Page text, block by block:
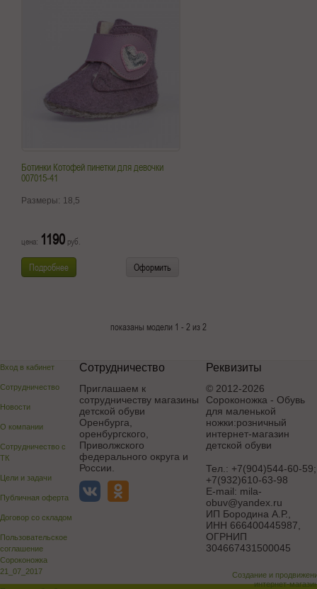
Ботинки Котофей пинетки для девочки
007015-41
Размеры: 18,5
цена: 1190 руб.
Подробнее Оформить
показаны модели 1 - 2 из 2
Вход в кабинет
Сотрудничество
Новости
О компании
Сотрудничество с
ТК
Цели и задачи
Публичная оферта
Договор со складом
Пользовательское
соглашение
Сороконожка
21_07_2017
Сотрудничество
Приглашаем к
сотрудничеству магазины
детской обуви
Оренбурга,
оренбургского,
Приволжского
федерального округа и
России.
Реквизиты
© 2012-2026
Сороконожка - Обувь
для маленькой
ножки:розничный
интернет-магазин
детской обуви
Тел.: +7(904)544-60-59;
+7(932)610-63-98
E-mail: mila-
obuv@yandex.ru
ИП Бородина А.Р.
ИНН 666400445987,
ОГРНИП
304667431500045
Создание и
интернет-